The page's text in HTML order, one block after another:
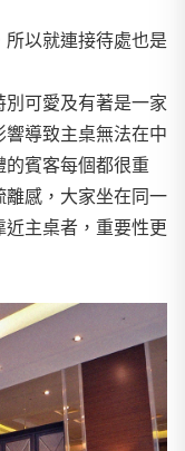
以就連接待處也是
可愛及有著是一家
導致主桌無法在中
賓客每個都很重
感，大家坐在同一
主桌者，重要性更